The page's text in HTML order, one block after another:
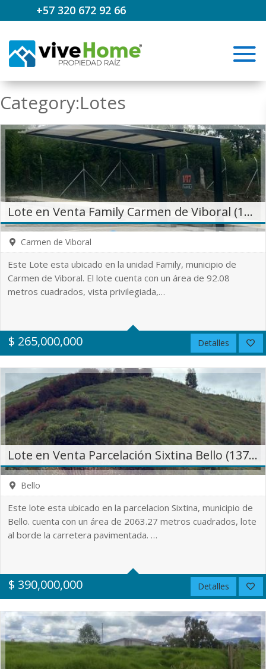
+57 320 672 92 66
Category:Lotes
Lote en Venta Family Carmen de Viboral (13764)
$ 265,000,000
Carmen de Viboral
Este Lote esta ubicado en la unidad Family, municipio de
Carmen de Viboral. El lote cuenta con un área de 92.08
metros cuadrados, vista privilegiada,…
0
Detalles
Lote en Venta Parcelación Sixtina Bello (13715)
$ 390,000,000
Bello
Este lote esta ubicado en la parcelacion Sixtina, municipio de
Bello. cuenta con un área de 2063.27 metros cuadrados, lote
al borde la carretera pavimentada. …
0
Detalles